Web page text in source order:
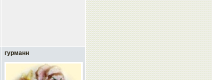
гурманн